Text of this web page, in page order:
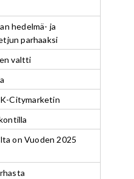
hedelmä- ja
parhaaksi
valtti
Citymarketin
on Vuoden 2025